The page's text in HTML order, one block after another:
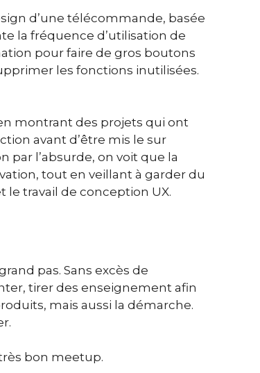
d’une télécommande, basée
la fréquence d’utilisation de
pour faire de gros boutons
les fonctions inutilisées.
montrant des projets qui ont
avant d’être mis le sur
par l’absurde, on voit que la
tout en veillant à garder du
travail de conception UX.
pas. Sans excès de
tirer des enseignement afin
mais aussi la démarche.
bon meetup.